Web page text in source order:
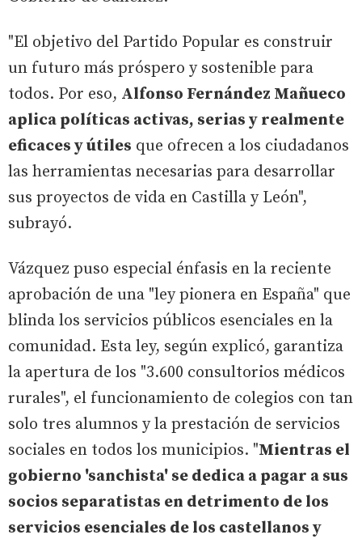
"El objetivo del Partido Popular es construir
un futuro más próspero y sostenible para
todos. Por eso, Alfonso Fernández Mañueco
aplica políticas activas, serias y realmente
eficaces y útiles que ofrecen a los ciudadanos
las herramientas necesarias para desarrollar
sus proyectos de vida en Castilla y León",
subrayó.
Vázquez puso especial énfasis en la reciente
aprobación de una "ley pionera en España" que
blinda los servicios públicos esenciales en la
comunidad. Esta ley, según explicó, garantiza
la apertura de los "3.600 consultorios médicos
rurales", el funcionamiento de colegios con tan
solo tres alumnos y la prestación de servicios
sociales en todos los municipios. "Mientras el
gobierno 'sanchista' se dedica a pagar a sus
socios separatistas en detrimento de los
servicios esenciales de los castellanos y